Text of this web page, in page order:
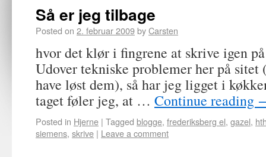
Så er jeg tilbage
Posted on 2. februar 2009byCarsten
hvor det klør i fingrene at skrive igen
Udover tekniske problemer her på
have løst dem), så har jeg ligget i
taget føler jeg, at … Continue reading
Posted in Hjerne | Tagged blogge, frederiksberg el, gazel,
siemens, skrive | Leave a comment